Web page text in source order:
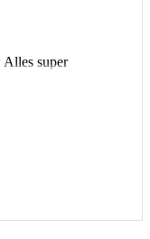
Alles super